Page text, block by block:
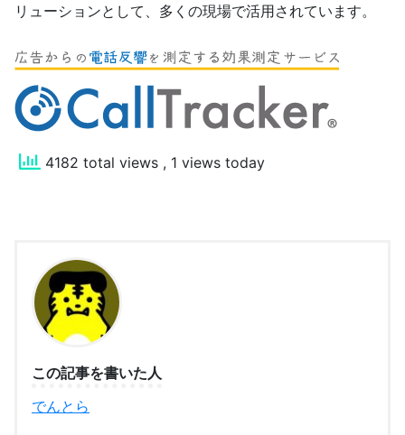
リューションとして、多くの現場で活用されています。
4182 total views , 1 views today
この記事を書いた人
でんとら